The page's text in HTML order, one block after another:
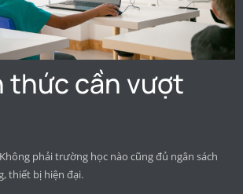
thức cần vượt
Không phải trường học nào cũng đủ ngân sách
thiết bị hiện đại.